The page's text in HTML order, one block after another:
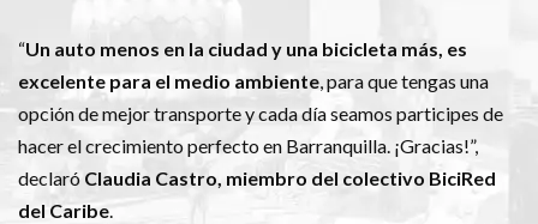
“Un auto menos en la ciudad y una bicicleta más, es
excelente para el medio ambiente, para que tengas una
opción de mejor transporte y cada día seamos participes de
hacer el crecimiento perfecto en Barranquilla. ¡Gracias!”,
declaró Claudia Castro, miembro del colectivo BiciRed
del Caribe.